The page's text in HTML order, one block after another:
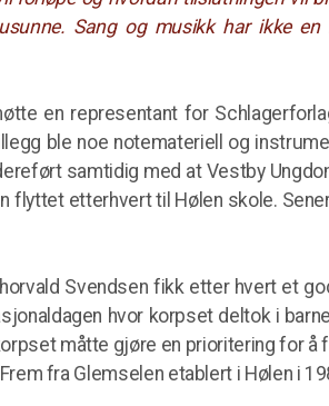
Sang og musikk har ikke
en representant for
ble noe notemateriell og
samtidig med at Vestby
flyttet etterhvert til Hølen skole.
Svendsen fikk etter hvert et
hvor korpset deltok i
måtte gjøre en prioritering for å
fra Glemselen etablert i Hølen i